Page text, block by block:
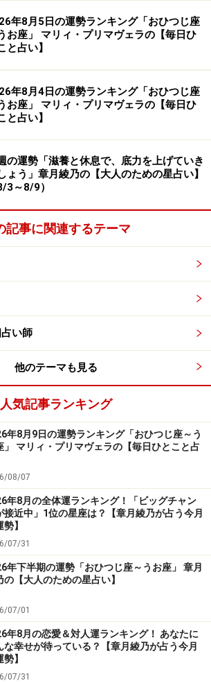
が開けていきます。「こうしたい」
という強烈な思いが現実を変えていく
」、または「切り開く」スタイルに限
ことで、栄光と名声、報酬を得る、未
るのです。
それほど長くは続きません。瞬発力は
が、持続力はそれほどでもないはず。
さないと、ライバルに追いつかれて
運命の生かし方
ラと引き延ばされるなら、根気のある
てもらいましょう。
拓にいそしんで。まだ、誰も見たこと
たことがないことで、大成功をつかむ
代運もあるので、人生を叩き上げてい
恋愛運、結婚運
イル。好きになるというよりも、気
いかけていくでしょう。ただ、情熱
落とした途端、急に冷めてしまうこと
上がるおひつじ座の恋は、日常生活と
くいのです。熱すぎる思いに応えきれ
してしまうことも。
年8月5日の運勢ランキング「おひつじ座
お座」 マリィ・プリマヴェラの【毎日ひ
と占い】
年8月4日の運勢ランキング「おひつじ座
お座」 マリィ・プリマヴェラの【毎日ひ
と占い】
の運勢「滋養と休息で、底力を上げていき
ょう」章月綾乃の【大人のための星占い】
3～8/9）
記事に関連するテーマ
い師
他のテーマも見る
人気記事ランキング
年8月9日の運勢ランキング「おひつじ座～う
」 マリィ・プリマヴェラの【毎日ひとこと占
08/07
年8月の全体運ランキング！「ビッグチャン
接近中」1位の星座は？【章月綾乃が占う今月
】
07/31
年下半期の運勢「おひつじ座～うお座」 章月
の【大人のための星占い】
07/01
年8月の恋愛＆対人運ランキング！ あなたに
な幸せが待っている？【章月綾乃が占う今月
】
07/31